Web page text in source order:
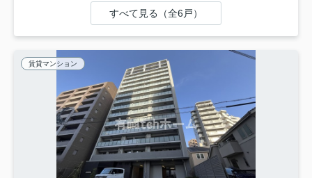
すべて見る（全6戸）
賃貸マンション